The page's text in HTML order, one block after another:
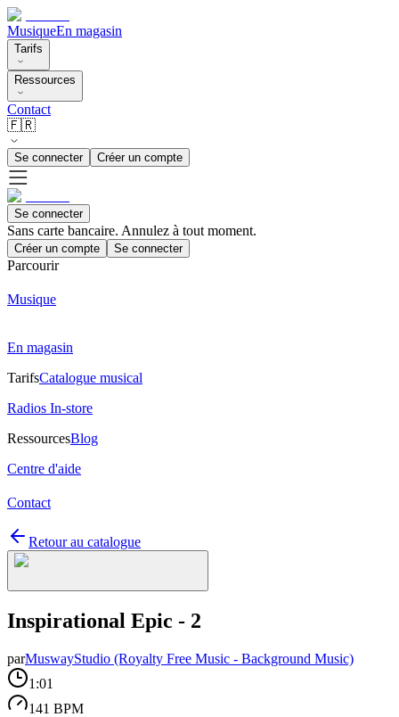
MusiqueEn magasin
Tarifs
Ressources
Contact
🇫🇷
Se connecter Créer un compte
Se connecter
Sans carte bancaire. Annulez à tout moment.
Créer un compte Se connecter
Parcourir
Musique
En magasin
TarifsCatalogue musical
Radios In-store
RessourcesBlog
Centre d'aide
Contact
Retour au catalogue
Inspirational Epic - 2
parMuswayStudio (Royalty Free Music - Background Music)
1:01
141 BPM